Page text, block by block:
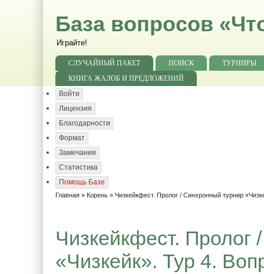
База вопросов
Играйте!
СЛУЧАЙНЫЙ ПАКЕТ ПОИСК
ТУРНИРЫ
КНИГА ЖАЛОБ И ПРЕДЛОЖЕНИЙ
Войти
Лицензия
Благодарности
Формат
Замечания
Статистика
Помощь Базе
Главная » Корень » Чизкейкфест. Пролог / Синхронный турнир
Чизкейкфест.
«Чизкейк». Тур 4.